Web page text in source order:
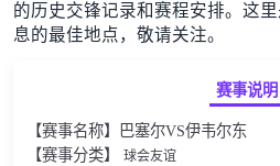
的历史交锋记录和赛程安排。这
息的最佳地点，敬请关注。
赛事说明
【赛事名称】巴塞尔VS伊韦尔东
【赛事分类】 球会友谊